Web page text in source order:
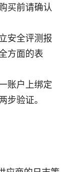
买前请确认
安全评测报
方面的表
账户上绑定
步验证。